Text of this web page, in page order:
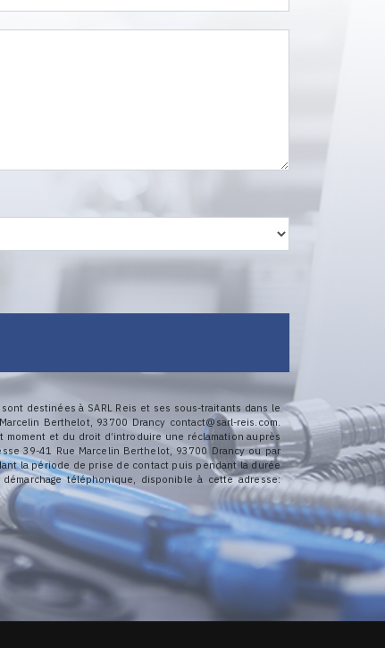
destinées à SARL Reis et ses sous-traitants dans le
Berthelot, 93700 Drancy contact@sarl-reis.com.
et du droit d’introduire une réclamation auprès
39-41 Rue Marcelin Berthelot, 93700 Drancy ou par
la période de prise de contact puis pendant la durée
téléphonique, disponible à cette adresse: